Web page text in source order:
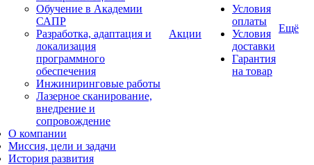
Обучение в Академии
САПР
Разработка, адаптация и
локализация
программного
обеспечения
Инжиниринговые работы
Лазерное сканирование,
внедрение и
сопровождение
О компании
Миссия, цели и задачи
История развития
Акции
Условия
оплаты
Условия
доставки
Гарантия
на товар
Ещё